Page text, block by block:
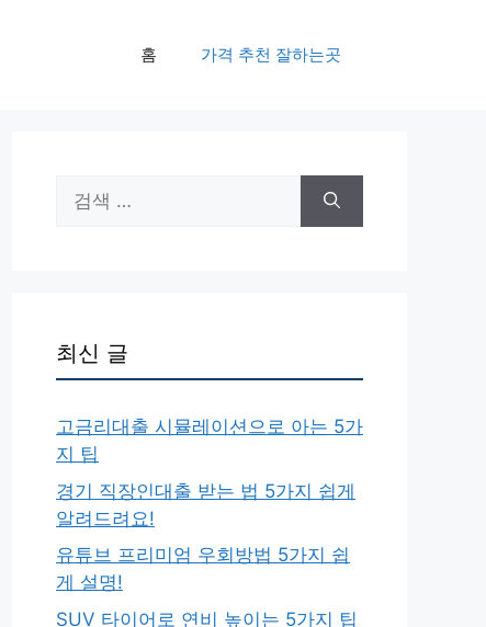
홈 가격 추천 잘하는곳
색:
최신 글
고금리대출 시뮬레이션으로 아는 5가
지 팁
경기 직장인대출 받는 법 5가지 쉽게
알려드려요!
유튜브 프리미엄 우회방법 5가지 쉽
게 설명!
SUV 타이어로 연비 높이는 5가지 팁